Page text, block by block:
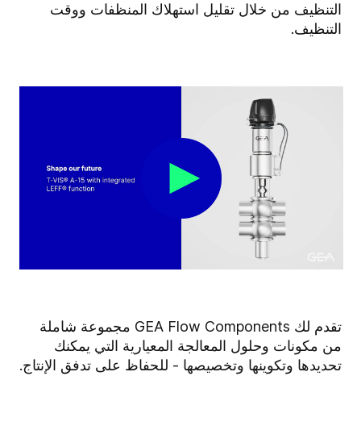
التنظيف من خلال تقليل استهلاك المنظفات ووقت
التنظيف.
تقدم لك GEA Flow Components مجموعة شاملة
من مكونات وحلول المعالجة المعيارية التي يمكنك
تحديدها وتكوينها وتخصيصها - للحفاظ على تدفق الإنتاج.